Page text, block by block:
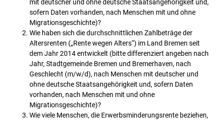
mit deutscher und ohne deutsche Staatsangehörigkeit und,
sofern Daten vorhanden, nach Menschen mit und ohne
Migrationsgeschichte)?
Wie haben sich die durchschnittlichen Zahlbeträge der
Altersrenten („Rente wegen Alters“) im Land Bremen seit
dem Jahr 2014 entwickelt (bitte differenziert angeben nach
Jahr, Stadtgemeinde Bremen und Bremerhaven, nach
Geschlecht (m/w/d), nach Menschen mit deutscher und
ohne deutsche Staatsangehörigkeit und, sofern Daten
vorhanden, nach Menschen mit und ohne
Migrationsgeschichte)?
Wie viele Menschen, die Erwerbsminderungsrente beziehen,